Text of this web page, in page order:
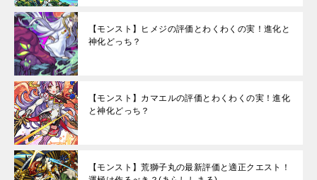
【モンスト】ヒメジの評価とわくわくの実！進化と
神化どっち？
【モンスト】カマエルの評価とわくわくの実！進化
と神化どっち？
【モンスト】荒獅子丸の最新評価と適正クエスト！